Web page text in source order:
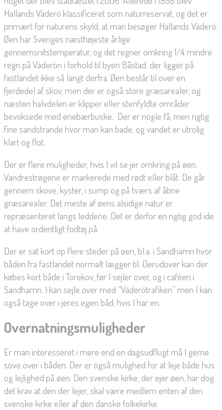
Hallands Väderö klassificeret som naturreservat, og det er
primært for naturens skyld, at man besøger Hallands Väderö.
Øen har Sveriges næsthøjeste årlige
gennemsnitstemperatur, og det regner omkring 1/4 mindre
regn på Väderön i forhold til byen Båstad, der ligger på
fastlandet ikke så langt derfra. Øen består til over en
fjerdedel af skov, men der er også store græsarealer, og
næsten halvdelen er klipper eller stenfyldte områder
bevoksede med enebærbuske. Der er nogle få, men rigtig
fine sandstrande hvor man kan bade, og vandet er utrolig
klart og flot.
Der er flere muligheder, hvis I vil se jer omkring på øen.
Vandrestrøgene er markerede med rødt eller blåt. De går
gennem skove, kyster, i sump og på tværs af åbne
græsarealer. Det meste af øens alsidige natur er
repræsenteret langs leddene. Det er derfor en rigtig god ide
at have ordentligt fodtøj på.
Der er sat kort op flere steder på øen, bl.a. i Sandhamn hvor
båden fra fastlandet normalt lægger til. Derudover kan der
købes kort både i Torekov, før I sejler over, og i caféen i
Sandhamn. I kan sejle over med ”Väderötrafiken” men I kan
også tage over i jeres egen båd, hvis I har en.
Overnatningsmuligheder
Er man interesseret i mere end en dagsudflugt må I gerne
sove over i båden. Der er også mulighed for at leje både hus
og lejlighed på øen. Den svenske kirke, der ejer øen, har dog
det krav at den der lejer, skal være medlem enten af den
svenske kirke eller af den danske folkekirke.